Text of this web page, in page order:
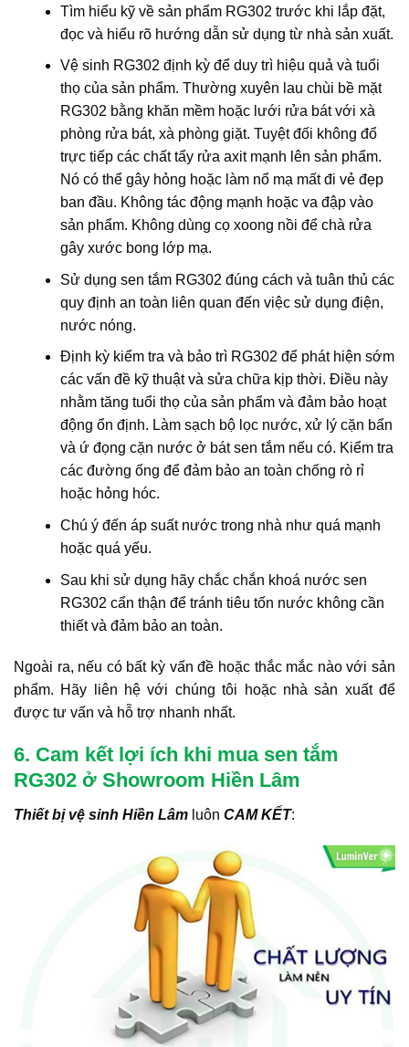
Tìm hiểu kỹ về sản phẩm RG302 trước khi lắp đặt,
đọc và hiểu rõ hướng dẫn sử dụng từ nhà sản xuất.
Vệ sinh RG302 định kỳ để duy trì hiệu quả và tuổi
thọ của sản phẩm. Thường xuyên lau chùi bề mặt
RG302 bằng khăn mềm hoặc lưới rửa bát với xà
phòng rửa bát, xà phòng giặt. Tuyệt đối không đổ
trực tiếp các chất tẩy rửa axit mạnh lên sản phẩm.
Nó có thể gây hỏng hoặc làm nổ mạ mất đi vẻ đẹp
ban đầu. Không tác động mạnh hoặc va đập vào
sản phẩm. Không dùng cọ xoong nồi để chà rửa
gây xước bong lớp mạ.
Sử dụng sen tắm RG302 đúng cách và tuân thủ các
quy định an toàn liên quan đến việc sử dụng điện,
nước nóng.
Định kỳ kiểm tra và bảo trì RG302 để phát hiện sớm
các vấn đề kỹ thuật và sửa chữa kịp thời. Điều này
nhằm tăng tuổi thọ của sản phẩm và đảm bảo hoạt
động ổn định. Làm sạch bộ lọc nước, xử lý cặn bẩn
và ứ đọng cặn nước ở bát sen tắm nếu có. Kiểm tra
các đường ống để đảm bảo an toàn chống rò rỉ
hoặc hỏng hóc.
Chú ý đến áp suất nước trong nhà như quá mạnh
hoặc quá yếu.
Sau khi sử dụng hãy chắc chắn khoá nước sen
RG302 cẩn thận để tránh tiêu tốn nước không cần
thiết và đảm bảo an toàn.
Ngoài ra, nếu có bất kỳ vấn đề hoặc thắc mắc nào với sản
phẩm. Hãy liên hệ với chúng tôi hoặc nhà sản xuất để
được tư vấn và hỗ trợ nhanh nhất.
6. Cam kết lợi ích khi mua sen tắm
RG302 ở Showroom Hiền Lâm
Thiết bị vệ sinh Hiền Lâm luôn CAM KẾT: